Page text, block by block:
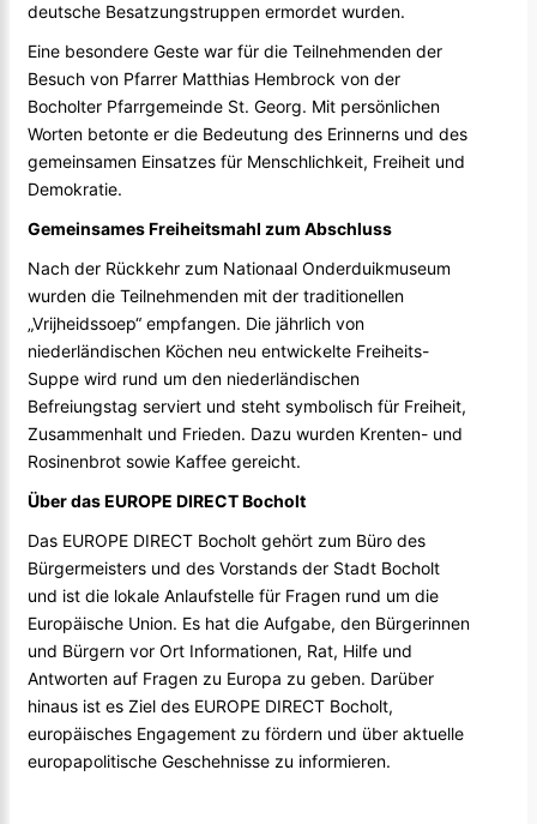
deutsche Besatzungstruppen ermordet wurden.
Eine besondere Geste war für die Teilnehmenden der
Besuch von Pfarrer Matthias Hembrock von der
Bocholter Pfarrgemeinde St. Georg. Mit persönlichen
Worten betonte er die Bedeutung des Erinnerns und des
gemeinsamen Einsatzes für Menschlichkeit, Freiheit und
Demokratie.
Gemeinsames Freiheitsmahl zum Abschluss
Nach der Rückkehr zum Nationaal Onderduikmuseum
wurden die Teilnehmenden mit der traditionellen
„Vrijheidssoep“ empfangen. Die jährlich von
niederländischen Köchen neu entwickelte Freiheits-
Suppe wird rund um den niederländischen
Befreiungstag serviert und steht symbolisch für Freiheit,
Zusammenhalt und Frieden. Dazu wurden Krenten- und
Rosinenbrot sowie Kaffee gereicht.
Über das EUROPE DIRECT Bocholt
Das EUROPE DIRECT Bocholt gehört zum Büro des
Bürgermeisters und des Vorstands der Stadt Bocholt
und ist die lokale Anlaufstelle für Fragen rund um die
Europäische Union. Es hat die Aufgabe, den Bürgerinnen
und Bürgern vor Ort Informationen, Rat, Hilfe und
Antworten auf Fragen zu Europa zu geben. Darüber
hinaus ist es Ziel des EUROPE DIRECT Bocholt,
europäisches Engagement zu fördern und über aktuelle
europapolitische Geschehnisse zu informieren.